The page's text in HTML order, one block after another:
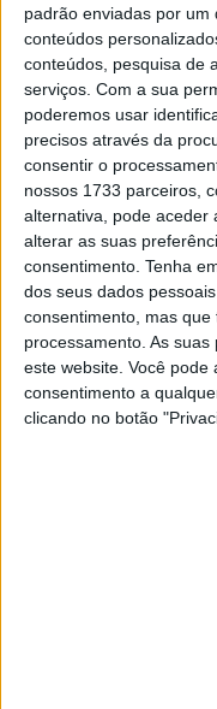
padrão enviadas por um
conteúdos
conteúdos, pesquisa de
serviços. Com a sua
poderemos usar
precisos através da
consentir o
nossos 1733 parceiros,
alternativa, pode aceder
alterar as suas
consentimento. Tenha
dos seus dados
consentimento, mas
processamento. As
este website. Você
consentimento a
clicando no botão
🔊
O Campeão
anunciar que vai
Rame moto com
participações